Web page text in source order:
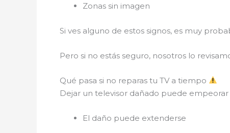
Zonas sin imagen
Si ves alguno de estos signos, es muy
Pero si no estás seguro, nosotros lo
Qué pasa si no reparas tu TV a tiempo
Dejar un televisor dañado puede
El daño puede extenderse